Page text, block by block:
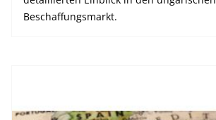
Beschaffungsmarkt.